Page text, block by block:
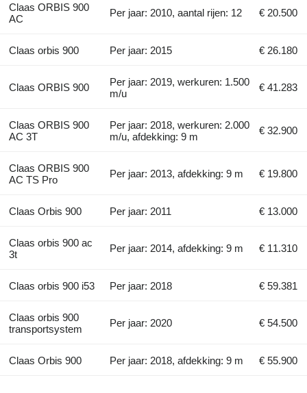
Claas ORBIS 900
AC
Per jaar: 2010, aantal rijen: 12 € 20.500
Claas orbis 900 Per jaar: 2015 € 26.180
Claas ORBIS 900
Per jaar: 2019, werkuren: 1.500
m/u
€ 41.283
Claas ORBIS 900
AC 3T
Per jaar: 2018, werkuren: 2.000
m/u, afdekking: 9 m
€ 32.900
Claas ORBIS 900
AC TS Pro
Per jaar: 2013, afdekking: 9 m € 19.800
Claas Orbis 900 Per jaar: 2011 € 13.000
Claas orbis 900 ac
3t
Per jaar: 2014, afdekking: 9 m € 11.310
Claas orbis 900 i53 Per jaar: 2018 € 59.381
Claas orbis 900
transportsystem
Per jaar: 2020 € 54.500
Claas Orbis 900 Per jaar: 2018, afdekking: 9 m € 55.900